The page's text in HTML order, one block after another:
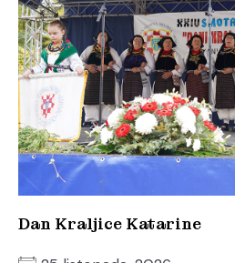
Dan Kraljice Katarine